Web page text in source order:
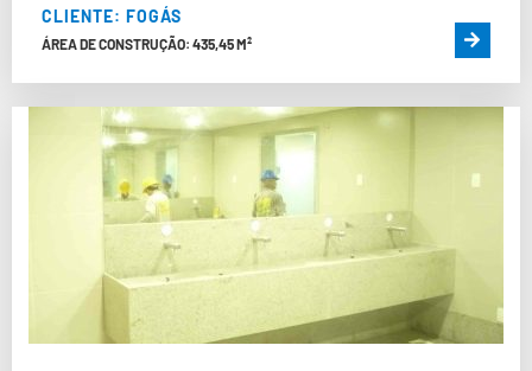
CLIENTE: FOGÁS
ÁREA DE CONSTRUÇÃO: 435,45 M²